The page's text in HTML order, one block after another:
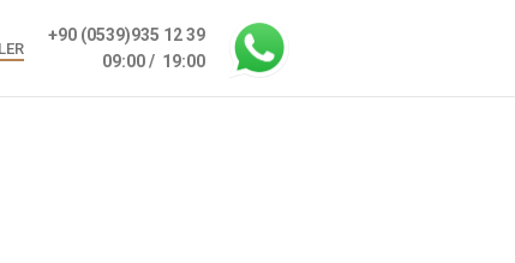
+90 (0539)935 12 39
09:00 / 19:00